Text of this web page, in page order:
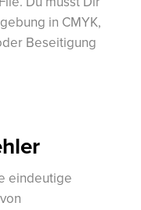
in CMYK,
Beseitigung
eindeutige